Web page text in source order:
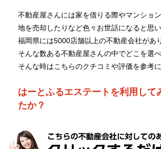
不動産屋さんには家を借りる際やマンショ
地を売却したりなど色々お世話になると思い
福岡県には5000店舗以上の不動産会社があ
そんな数ある不動産屋さんの中でどこを選
そんな時はこちらのクチコミや評価を参考に
はーとふるエステートを利用して
たか？